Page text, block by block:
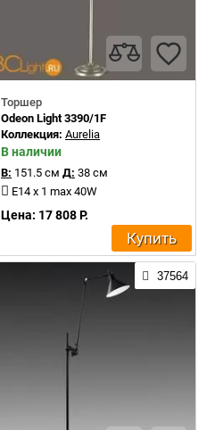
Торшер
Odeon Light 3390/1F
Коллекция: Aurelia
В наличии
В: 151.5 см Д: 38 см
E14 x 1 max 40W
Цена: 17 808 Р.
Купить
37564